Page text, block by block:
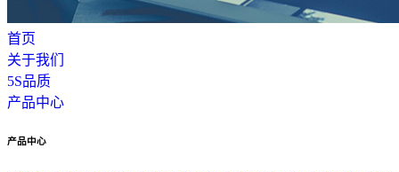
首页
关于我们
5S品质
产品中心
产品中心